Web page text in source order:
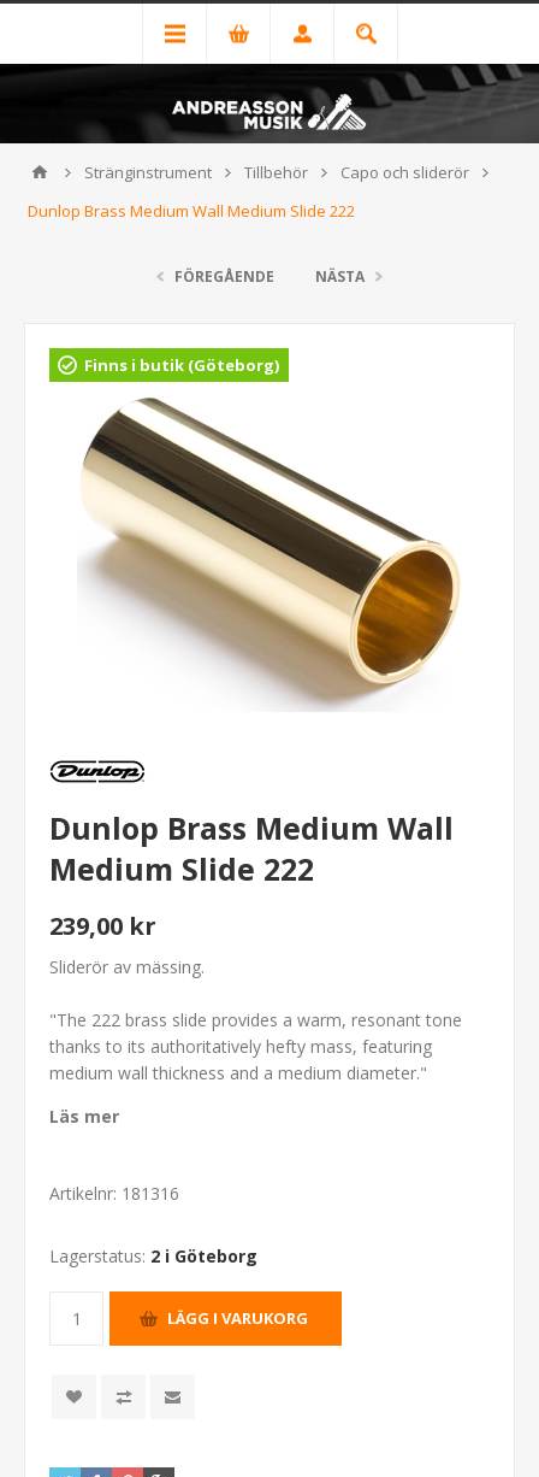
Stränginstrument Tillbehör
Capo och sliderör
Dunlop Brass Medium Wall Medium Slide 222
FÖREGÅENDE NÄSTA
Finns i butik (Göteborg)
Dunlop Brass Medium Wall
Medium Slide 222
239,00 kr
Sliderör av mässing.
"The 222 brass slide provides a warm, resonant tone
thanks to its authoritatively hefty mass, featuring
medium wall thickness and a medium diameter."
Läs mer
Artikelnr: 181316
Lagerstatus: 2 i Göteborg